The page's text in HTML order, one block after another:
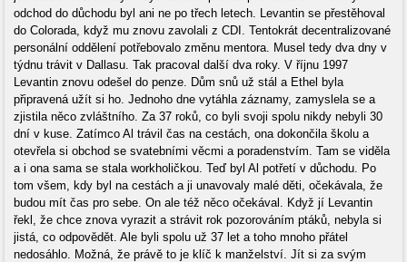
odchod do důchodu byl ani ne po třech letech. Levantin se přestěhoval
do Colorada, když mu znovu zavolali z CDI. Tentokrát decentralizované
personální oddělení potřebovalo změnu mentora. Musel tedy dva dny v
týdnu trávit v Dallasu. Tak pracoval další dva roky. V říjnu 1997
Levantin znovu odešel do penze. Dům snů už stál a Ethel byla
připravená užít si ho. Jednoho dne vytáhla záznamy, zamyslela se a
zjistila něco zvláštního. Za 37 roků, co byli svoji spolu nikdy nebyli 30
dní v kuse. Zatímco Al trávil čas na cestách, ona dokončila školu a
otevřela si obchod se svatebními věcmi a poradenstvím. Tam se viděla
a i ona sama se stala workholičkou. Teď byl Al potřetí v důchodu. Po
tom všem, kdy byl na cestách a ji unavovaly malé děti, očekávala, že
budou mít čas pro sebe. On ale též něco očekával. Když jí Levantin
řekl, že chce znova vyrazit a strávit rok pozorováním ptáků, nebyla si
jistá, co odpovědět. Ale byli spolu už 37 let a toho mnoho přátel
nedosáhlo. Možná, že právě to je klíč k manželství. Jít si za svým